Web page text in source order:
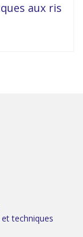
aux ris
et techniques